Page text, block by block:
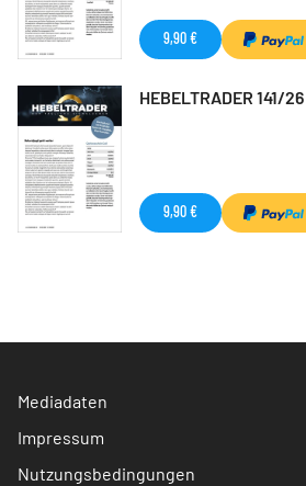
9,90 €
HEBELTRADER 141/26
9,90 €
Mediadaten
Impressum
Nutzungsbedingungen